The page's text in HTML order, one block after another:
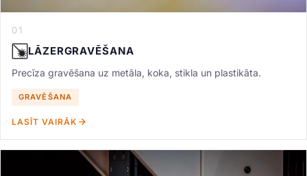
01
LĀZERGRAVĒŠANA
Precīza gravēšana uz metāla, koka, stikla un plastikāta.
GRAVĒŠANA
LASĪT VAIRĀK